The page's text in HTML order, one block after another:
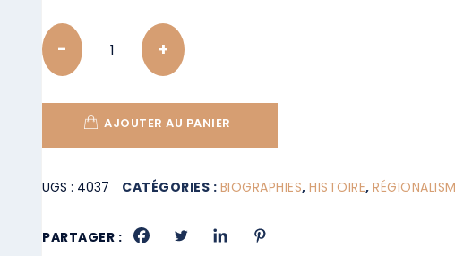
Quantity
AJOUTER AU PANIER
UGS : 4037 CATÉGORIES : BIOGRAPHIES,HISTOIRE,
PARTAGER :